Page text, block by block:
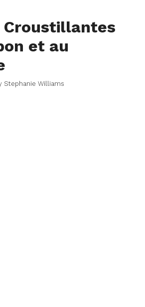
Croustillantes
et au
Stephanie Williams